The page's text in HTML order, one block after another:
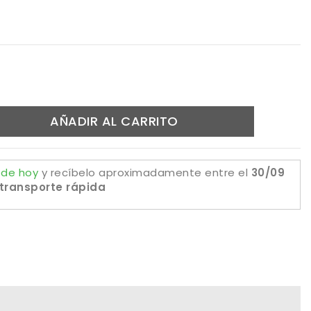
AÑADIR AL CARRITO
hoy y recíbelo aproximadamente entre el 30/09
rápida